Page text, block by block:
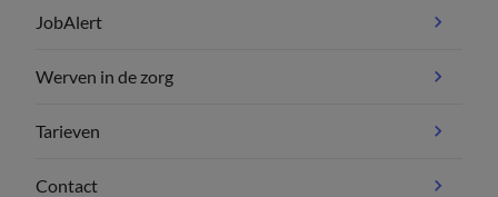
JobAlert
Werven in de zorg
Tarieven
Contact